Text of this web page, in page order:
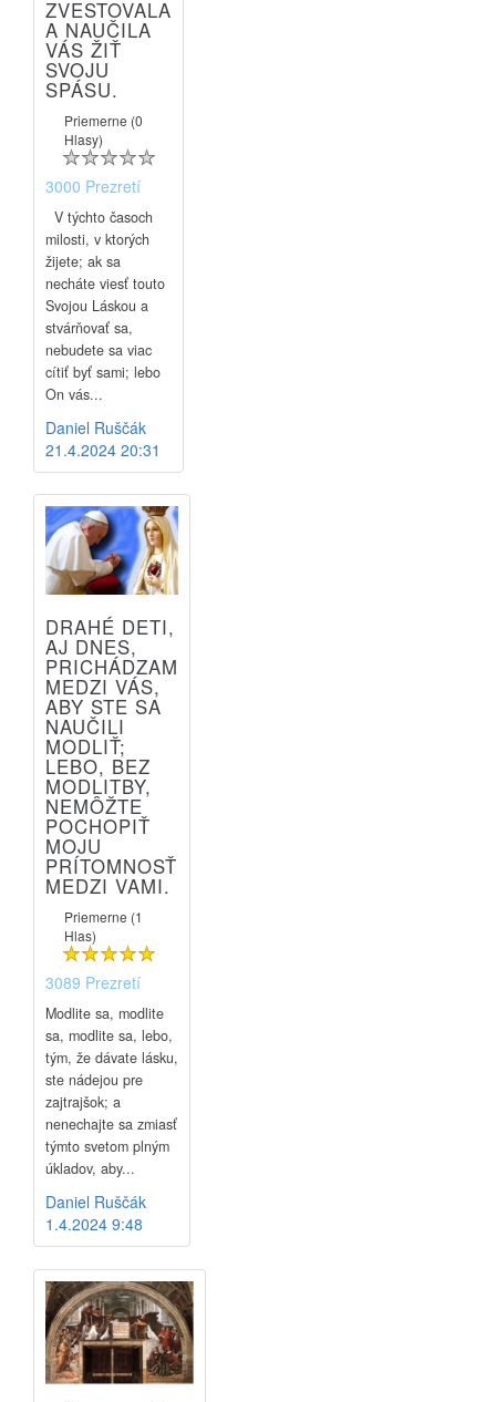
ZVESTOVALA
A NAUČILA
VÁS ŽIŤ
SVOJU
SPÁSU.
Priemerne (0
Hlasy)
3000 Prezretí
V týchto časoch
milosti, v ktorých
žijete; ak sa
necháte viesť touto
Svojou Láskou a
stvárňovať sa,
nebudete sa viac
cítiť byť sami; lebo
On vás...
Daniel Ruščák
21.4.2024 20:31
DRAHÉ DETI,
AJ DNES,
PRICHÁDZAM
MEDZI VÁS,
ABY STE SA
NAUČILI
MODLIŤ;
LEBO, BEZ
MODLITBY,
NEMÔŽTE
POCHOPIŤ
MOJU
PRÍTOMNOSŤ
MEDZI VAMI.
Priemerne (1
Hlas)
3089 Prezretí
Modlite sa, modlite
sa, modlite sa, lebo,
tým, že dávate lásku,
ste nádejou pre
zajtrajšok; a
nenechajte sa zmiasť
týmto svetom plným
úkladov, aby...
Daniel Ruščák
1.4.2024 9:48